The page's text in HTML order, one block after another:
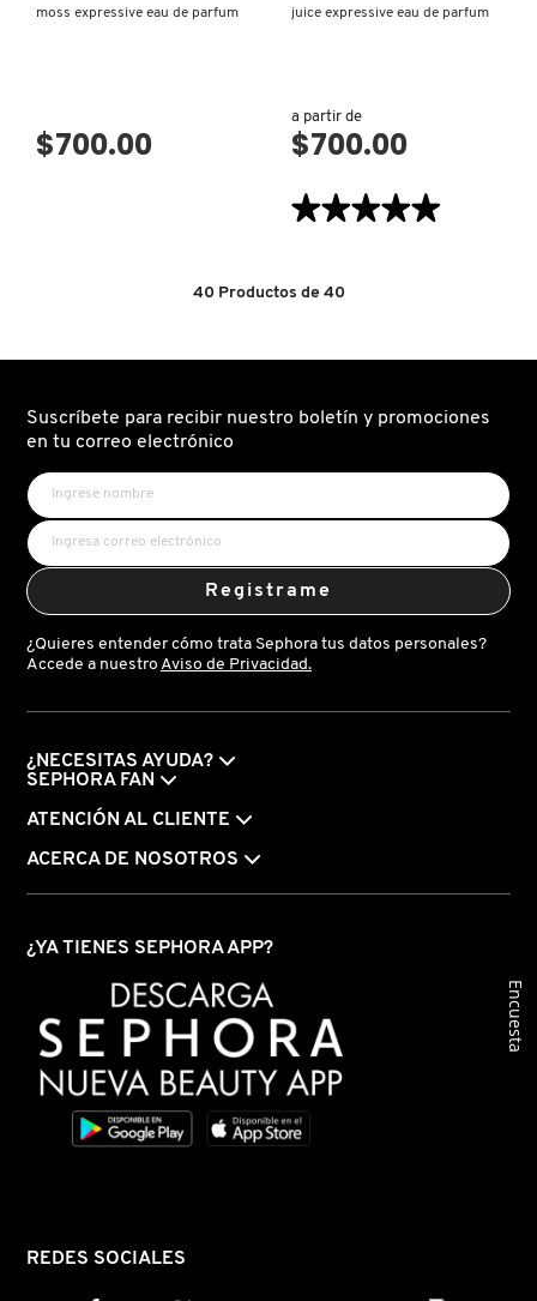
moss expressive eau de parfum
$700.00
juice expressive eau de parfum
a partir de
$700.00
★★★★★
★★★★★
estrellas.
Leer
EXPRESSIVE
PARFUM
40Productos de 40
Suscríbete para recibir nuestro boletín y promociones
en tu correo electrónico
Registrame
¿Quieres entender cómo trata Sephora tus datos personales?
Accede a nuestro Aviso de Privacidad.
¿NECESITAS AYUDA?
SEPHORA FAN
ATENCIÓN AL CLIENTE
ACERCA DE NOSOTROS
¿YA TIENES SEPHORA APP?
REDES SOCIALES
Encuesta